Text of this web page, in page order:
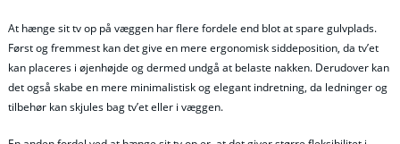
At hænge sit tv op på væggen har flere fordele end blot at spare gulvplads.
Først og fremmest kan det give en mere ergonomisk siddeposition, da tv’et
kan placeres i øjenhøjde og dermed undgå at belaste nakken. Derudover kan
det også skabe en mere minimalistisk og elegant indretning, da ledninger og
tilbehør kan skjules bag tv’et eller i væggen.